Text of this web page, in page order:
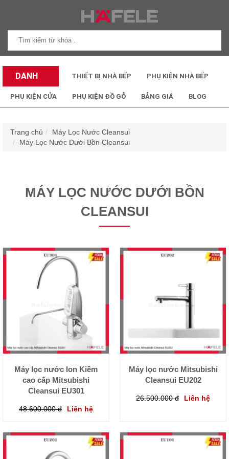
DANH
MỤC SẢN
THIẾT BỊ NHÀ BẾP PHỤ KIỆN NHÀ BẾP
PHỤ KIỆN CỬA PHỤ KIỆN ĐỒ GỖ BẢNG GIÁ BLOG
Trang chủ
Máy Lọc Nước Cleansui
Máy Lọc Nước Dưới Bồn Cleansui
MÁY LỌC NƯỚC DƯỚI BỒN
CLEANSUI
Máy lọc nước Ion Kiềm
cao cấp Mitsubishi
Cleansui EU301
48.600.000 đ Liên hệ
Máy lọc nước Mitsubishi
Cleansui EU202
26.500.000 đ Liên hệ